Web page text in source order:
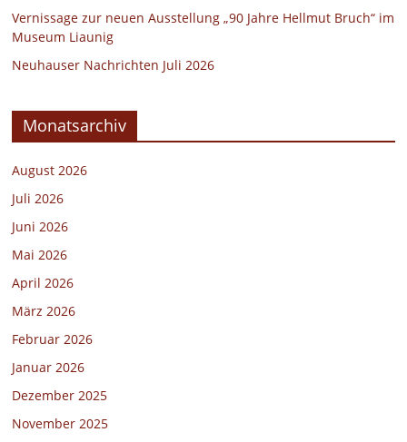
Vernissage zur neuen Ausstellung „90 Jahre Hellmut Bruch“ im
Museum Liaunig
Neuhauser Nachrichten Juli 2026
Monatsarchiv
August 2026
Juli 2026
Juni 2026
Mai 2026
April 2026
März 2026
Februar 2026
Januar 2026
Dezember 2025
November 2025